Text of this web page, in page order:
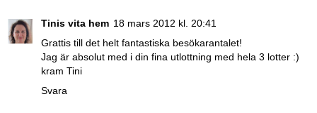
Tinis vita hem 18 mars 2012 kl. 20:41
Grattis till det helt fantastiska besökarantalet!
Jag är absolut med i din fina utlottning med hela 3 lotter :)
kram Tini
Svara